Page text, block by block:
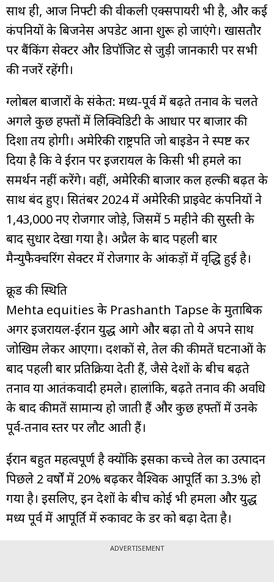
साथ ही, आज निफ्टी की वीकली एक्सपायरी भी है, और कई
कंपनियों के बिजनेस अपडेट आना शुरू हो जाएंगे। खासतौर
पर बैंकिंग सेक्टर और डिपॉजिट से जुड़ी जानकारी पर सभी
की नजरें रहेंगी।
ग्लोबल बाजारों के संकेत: मध्य-पूर्व में बढ़ते तनाव के चलते
अगले कुछ हफ्तों में लिक्विडिटी के आधार पर बाजार की
दिशा तय होगी। अमेरिकी राष्ट्रपति जो बाइडेन ने स्पष्ट कर
दिया है कि वे ईरान पर इजरायल के किसी भी हमले का
समर्थन नहीं करेंगे। वहीं, अमेरिकी बाजार कल हल्की बढ़त के
साथ बंद हुए। सितंबर 2024 में अमेरिकी प्राइवेट कंपनियों ने
1,43,000 नए रोजगार जोड़े, जिसमें 5 महीने की सुस्ती के
बाद सुधार देखा गया है। अप्रैल के बाद पहली बार
मैन्युफैक्चरिंग सेक्टर में रोजगार के आंकड़ों में वृद्धि हुई है।
क्रूड की स्थिति
Mehta equities के Prashanth Tapse के मुताबिक
अगर इजरायल-ईरान युद्ध आगे और बढ़ा तो ये अपने साथ
जोखिम लेकर आएगा। दशकों से, तेल की कीमतें घटनाओं के
बाद पहली बार प्रतिक्रिया देती हैं, जैसे देशों के बीच बढ़ते
तनाव या आतंकवादी हमले। हालांकि, बढ़ते तनाव की अवधि
के बाद कीमतें सामान्य हो जाती हैं और कुछ हफ्तों में उनके
पूर्व-तनाव स्तर पर लौट आती हैं।
ईरान बहुत महत्वपूर्ण है क्योंकि इसका कच्चे तेल का उत्पादन
पिछले 2 वर्षों में 20% बढ़कर वैश्विक आपूर्ति का 3.3% हो
गया है। इसलिए, इन देशों के बीच कोई भी हमला और युद्ध
मध्य पूर्व में आपूर्ति में रुकावट के डर को बढ़ा देता है।
ADVERTISEMENT